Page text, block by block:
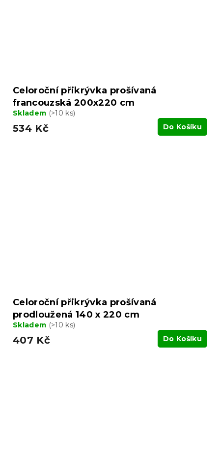
Celoroční přikrývka prošívaná
francouzská 200x220 cm
Skladem (>10 ks)
534 Kč Do Košíku
Celoroční přikrývka prošívaná
prodloužená 140 x 220 cm
Skladem (>10 ks)
407 Kč Do Košíku